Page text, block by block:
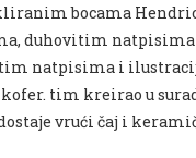
bocama
duhovitim
natpisima i
kofer. tim kreirao u
vrući čaj i